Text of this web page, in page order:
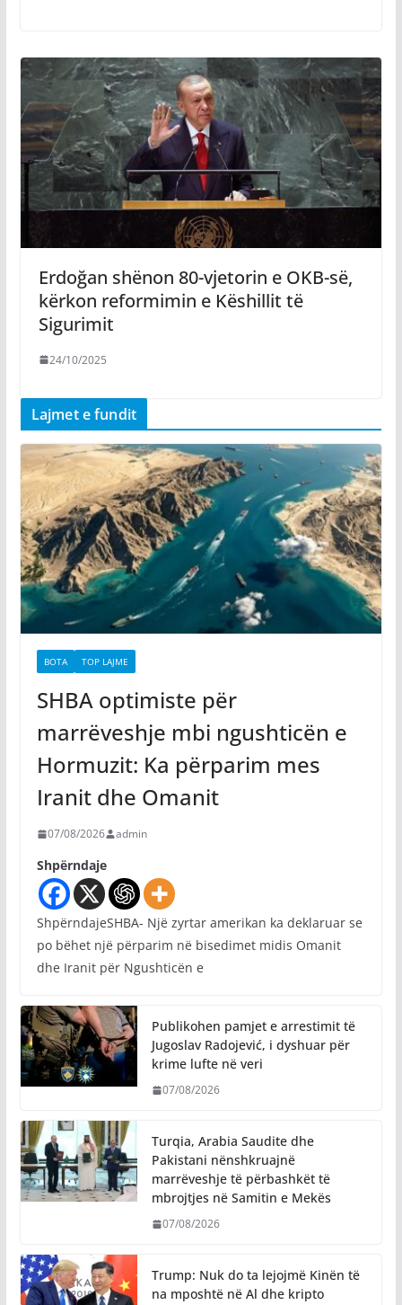
Erdoğan shënon 80-vjetorin e OKB-së,
kërkon reformimin e Këshillit të
Sigurimit
24/10/2025
Lajmet e fundit
BOTA TOP LAJME
SHBA optimiste për
marrëveshje mbi ngushticën e
Hormuzit: Ka përparim mes
Iranit dhe Omanit
07/08/2026 admin
Shpërndaje
ShpërndajeSHBA- Një zyrtar amerikan ka deklaruar se
po bëhet një përparim në bisedimet midis Omanit
dhe Iranit për Ngushticën e
Publikohen pamjet e arrestimit të
Jugoslav Radojević, i dyshuar për
krime lufte në veri
07/08/2026
Turqia, Arabia Saudite dhe
Pakistani nënshkruajnë
marrëveshje të përbashkët të
mbrojtjes në Samitin e Mekës
07/08/2026
Trump: Nuk do ta lejojmë Kinën të
na mposhtë në Al dhe kripto